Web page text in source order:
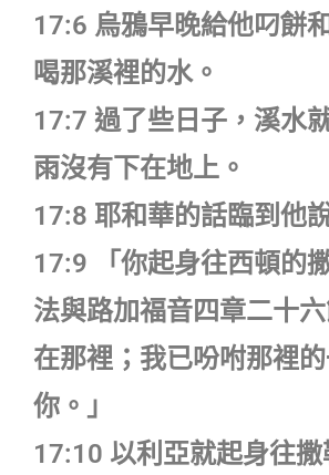
17:6 烏鴉早晚給他叼餅
喝那溪裡的水。
17:7 過了些日子，溪水
雨沒有下在地上。
17:8 耶和華的話臨到他
17:9 「你起身往西頓的
法與路加福音四章二十
在那裡；我已吩咐那裡
你。」
17:10 以利亞就起身往